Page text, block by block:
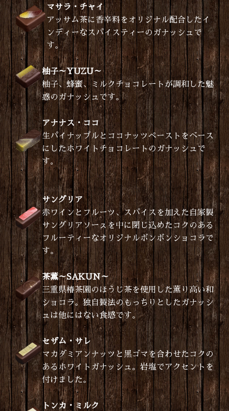
マサラ・チャイ
アッサム茶に香辛料をオリジナル配合したイ
ンディーなスパイスティーのガナッシュで
す。
柚子～YUZU～
柚子、蜂蜜、ミルクチョコレートが調和した魅
惑のガナッシュです。
アナナス・ココ
生パイナップルとココナッツペーストをベース
にしたホワイトチョコレートのガナッシュで
す。
サングリア
赤ワインとフルーツ、スパイスを加えた自家製
サングリアソーㇲを中に閉じ込めたコクのある
フルーティーなオリジナルボンボンショコラで
す。
茶薫～SAKUN～
三重県椿茶園のほうじ茶を使用した薫り高い和
ショコラ。独自製法のもっちりとしたガナッシ
ュは他にはない食感です。
セザム・サレ
マカダミアンナッツと黒ゴマを合わせたコクの
あるホワイトガナッシュ。岩塩でアクセントを
付けました。
トンカ・ミルク